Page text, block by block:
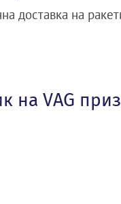
доставка на
на VAG